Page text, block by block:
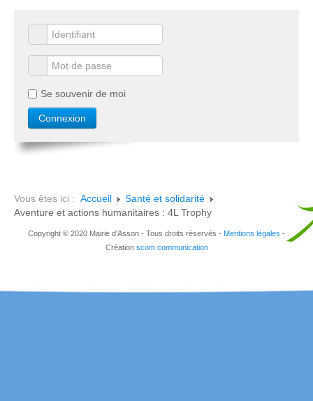
Se souvenir de moi
Vous êtes ici : Accueil
Santé et solidarité
Aventure et actions humanitaires : 4L Trophy
Copyright © 2020 Mairie d'Asson - Tous droits réservés - Mentions légales -
Création scom communication